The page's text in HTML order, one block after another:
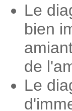
Le
bien
de
Le